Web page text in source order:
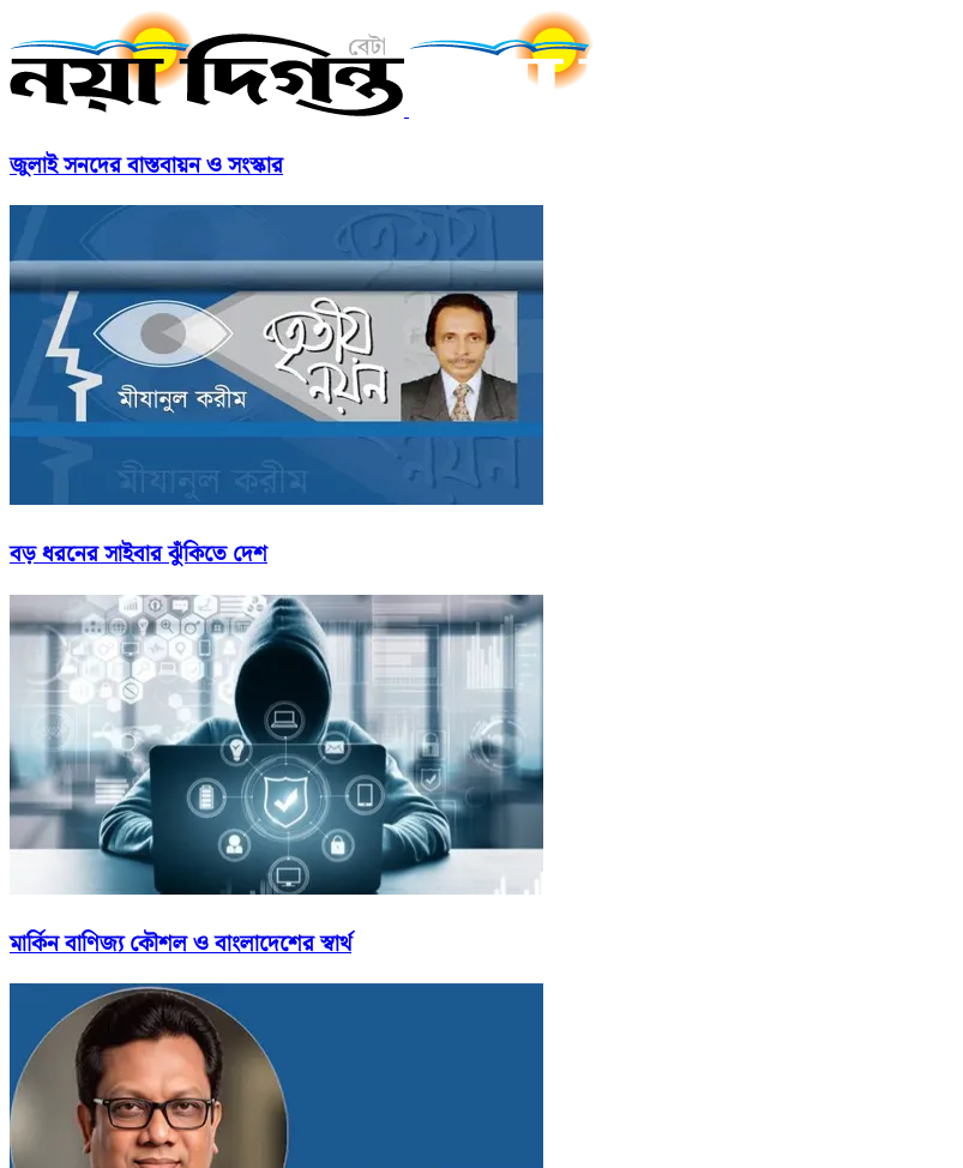
জুলাই সনদের বাস্তবায়ন ও সংস্কার
বড় ধরনের সাইবার ঝুঁকিতে দেশ
মার্কিন বাণিজ্য কৌশল ও বাংলাদেশের স্বার্থ